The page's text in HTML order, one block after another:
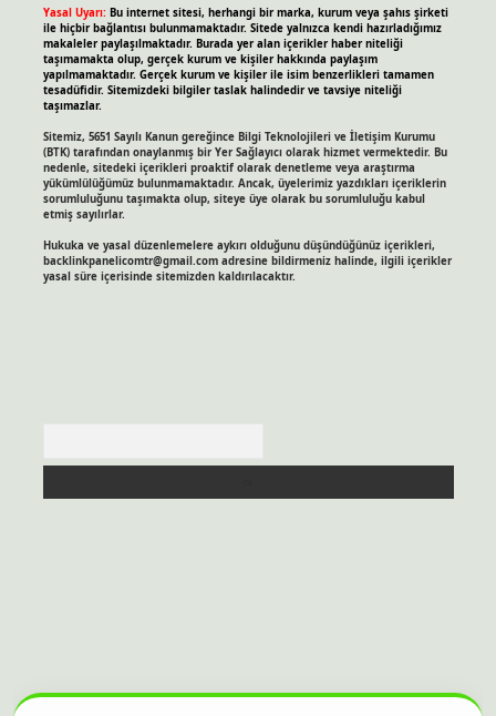
Yasal Uyarı: Bu internet sitesi, herhangi bir marka, kurum veya şahıs şirketi
ile hiçbir bağlantısı bulunmamaktadır. Sitede yalnızca kendi hazırladığımız
makaleler paylaşılmaktadır. Burada yer alan içerikler haber niteliği
taşımamakta olup, gerçek kurum ve kişiler hakkında paylaşım
yapılmamaktadır. Gerçek kurum ve kişiler ile isim benzerlikleri tamamen
tesadüfidir. Sitemizdeki bilgiler taslak halindedir ve tavsiye niteliği
taşımazlar.
Sitemiz, 5651 Sayılı Kanun gereğince Bilgi Teknolojileri ve İletişim Kurumu
(BTK) tarafından onaylanmış bir Yer Sağlayıcı olarak hizmet vermektedir. Bu
nedenle, sitedeki içerikleri proaktif olarak denetleme veya araştırma
yükümlülüğümüz bulunmamaktadır. Ancak, üyelerimiz yazdıkları içeriklerin
sorumluluğunu taşımakta olup, siteye üye olarak bu sorumluluğu kabul
etmiş sayılırlar.
Hukuka ve yasal düzenlemelere aykırı olduğunu düşündüğünüz içerikleri,
backlinkpanelicomtr@gmail.comadresine bildirmeniz halinde, ilgili içerikler
yasal süre içerisinde sitemizden kaldırılacaktır.